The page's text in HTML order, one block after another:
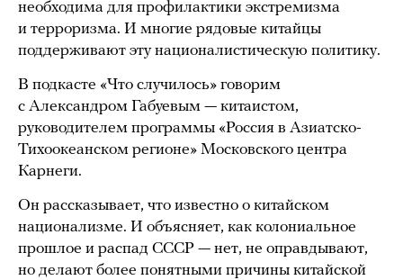
необходима для профилактики экстремизма
и терроризма. И многие рядовые китайцы
поддерживают эту националистическую политику.
В подкасте «Что случилось» говорим
с Александром Габуевым — китаистом,
руководителем программы «Россия в Азиатско-
Тихоокеанском регионе» Московского центра
Карнеги.
Он рассказывает, что известно о китайском
национализме. И объясняет, как колониальное
прошлое и распад СССР — нет, не оправдывают,
но делают более понятными причины китайской